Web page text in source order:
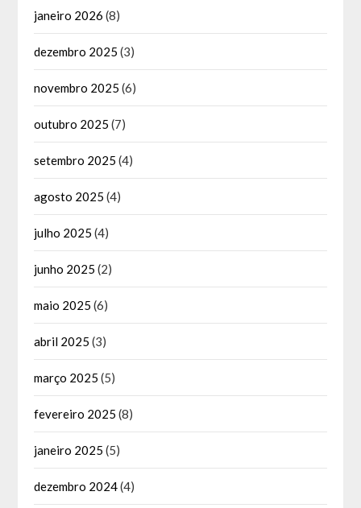
janeiro 2026 (8)
dezembro 2025 (3)
novembro 2025 (6)
outubro 2025 (7)
setembro 2025 (4)
agosto 2025 (4)
julho 2025 (4)
junho 2025 (2)
maio 2025 (6)
abril 2025 (3)
março 2025 (5)
fevereiro 2025 (8)
janeiro 2025 (5)
dezembro 2024(4)